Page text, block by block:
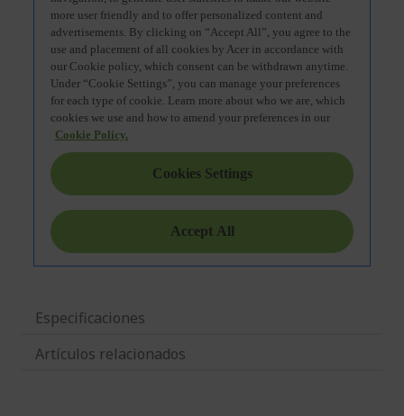
Especificaciones
Artículos relacionados